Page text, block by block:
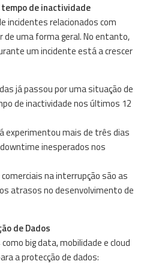
de inactividade
incidentes relacionados com
de uma forma geral. No entanto,
um incidente está a crescer
já passou por uma situação de
de inactividade nos últimos 12
experimentou mais de três dias
inesperados nos
na interrupção são as
atrasos no desenvolvimento de
de Dados
big data, mobilidade e cloud
a protecção de dados: